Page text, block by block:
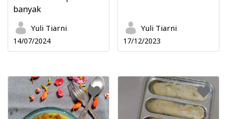
banyak
Yuli Tiarni
14/07/2024
Yuli Tiarni
17/12/2023